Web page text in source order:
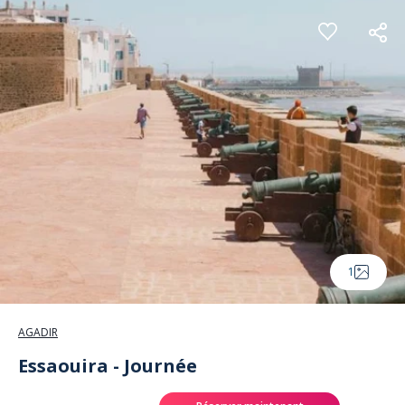
Panneau de gestion des cookies
1
AGADIR
Essaouira - Journée